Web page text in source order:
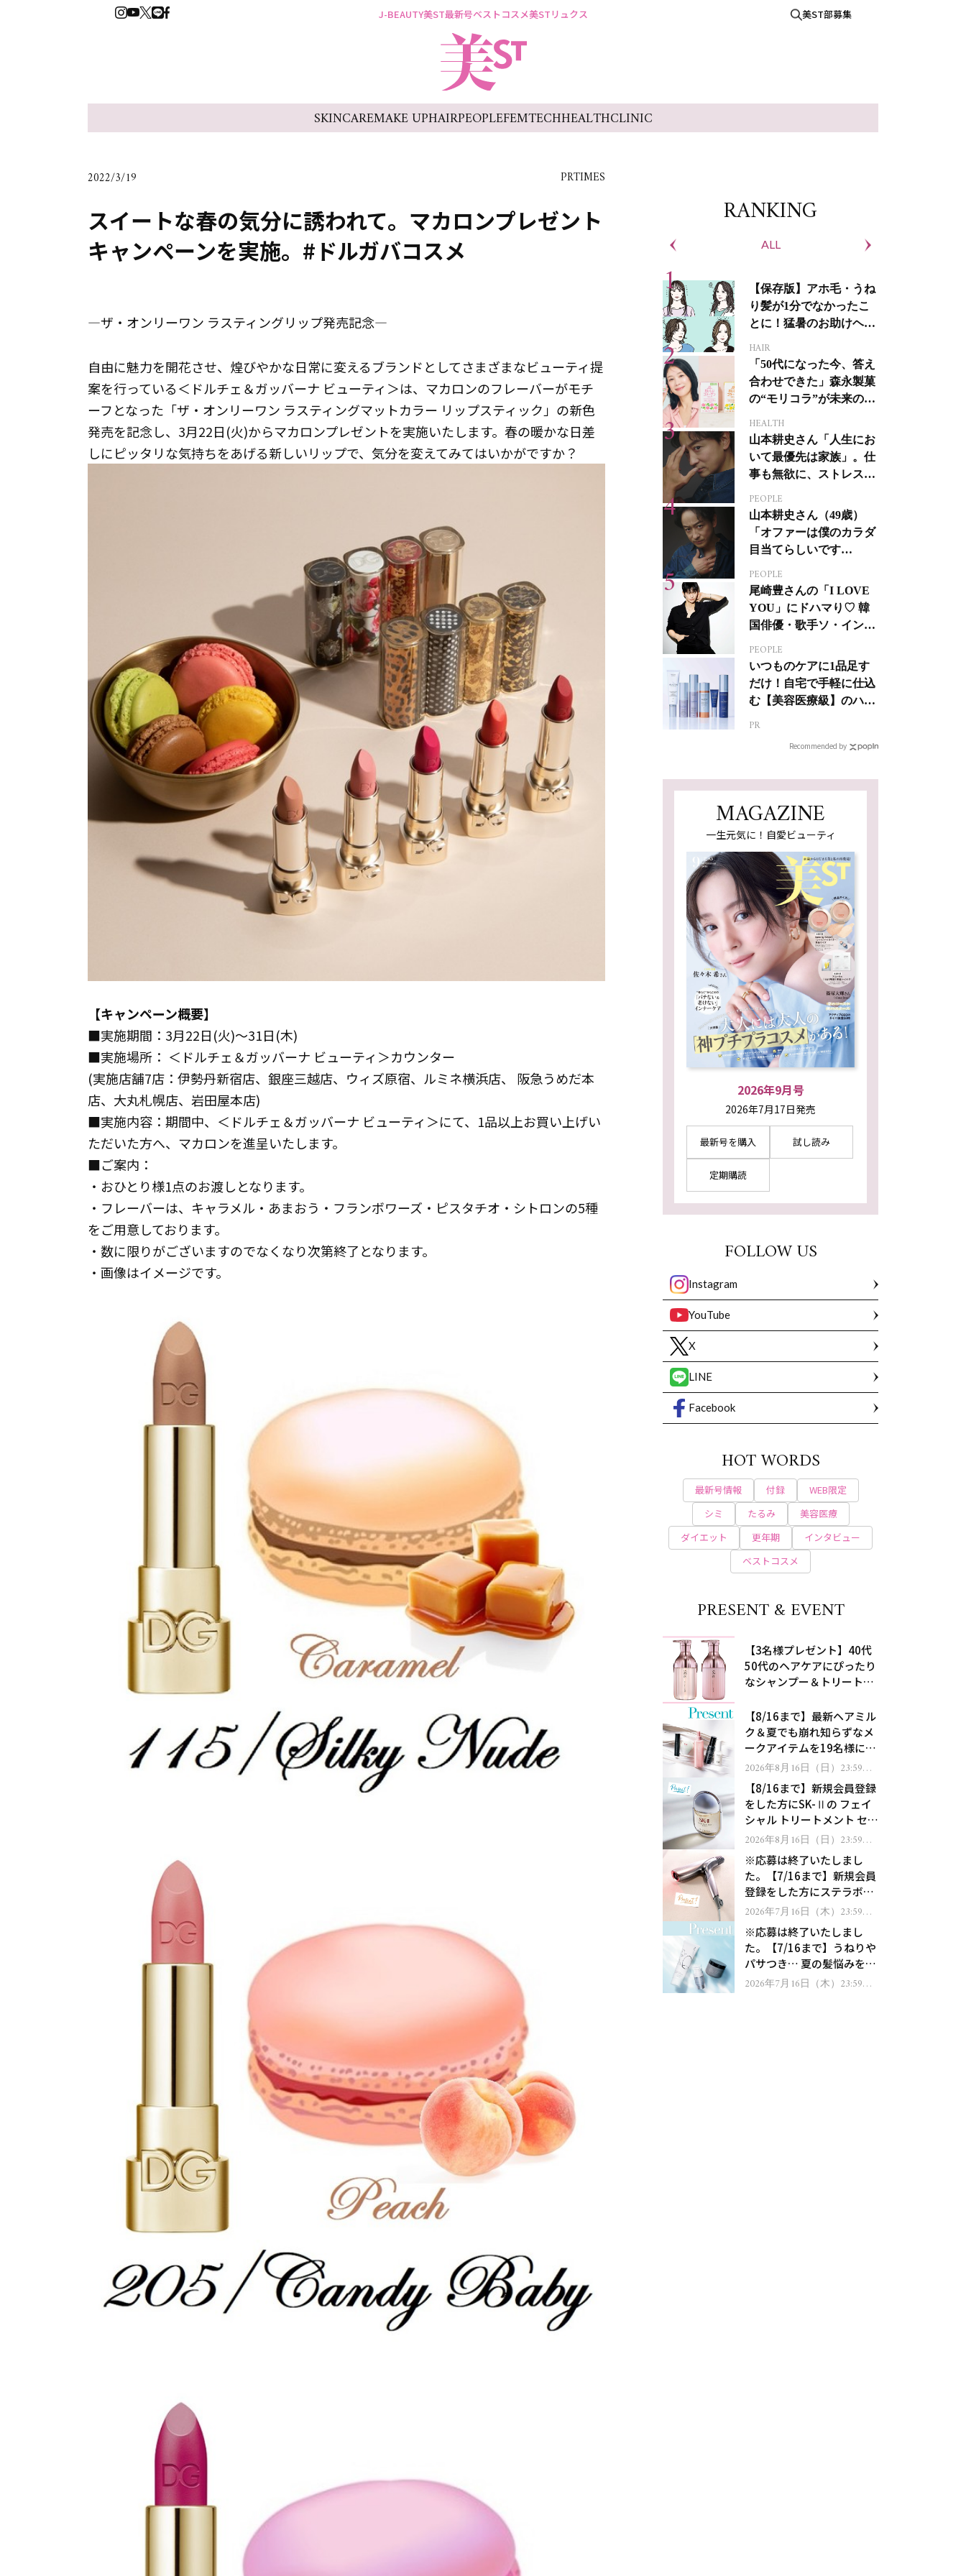
J-BEAUTY美ST最新号ベストコスメ美STリュクス 美ST部募集
SKINCAREMAKE UPHAIRPEOPLEFEMTECHHEALTHCLINIC
2022/3/19 PRTIMES
スイートな春の気分に誘われて。マカロンプレゼント
キャンペーンを実施。#ドルガバコスメ
―ザ・オンリーワン ラスティングリップ発売記念―
自由に魅力を開花させ、煌びやかな日常に変えるブランドとしてさまざまなビューティ提
案を行っている＜ドルチェ＆ガッバーナ ビューティ＞は、マカロンのフレーバーがモチ
ーフとなった「ザ・オンリーワン ラスティングマットカラー リップスティック」の新色
発売を記念し、3月22日(火)からマカロンプレゼントを実施いたします。春の暖かな日差
しにピッタリな気持ちをあげる新しいリップで、気分を変えてみてはいかがですか？
【キャンペーン概要】
■実施期間：3月22日(火)～31日(木)
■実施場所： ＜ドルチェ＆ガッバーナ ビューティ＞カウンター
(実施店舗7店：伊勢丹新宿店、銀座三越店、ウィズ原宿、ルミネ横浜店、 阪急うめだ本
店、大丸札幌店、岩田屋本店)
■実施内容：期間中、＜ドルチェ＆ガッバーナ ビューティ＞にて、1品以上お買い上げい
ただいた方へ、マカロンを進呈いたします。
■ご案内：
・おひとり様1点のお渡しとなります。
・フレーバーは、キャラメル・あまおう・フランボワーズ・ピスタチオ・シトロンの5種
をご用意しております。
・数に限りがございますのでなくなり次第終了となります。
・画像はイメージです。
RANKING
ALL
【保存版】アホ毛・うね
り髪が1分でなかったこ
とに！猛暑のお助けヘア
HAIR
「50代になった今、答え
合わせできた」森永製菓
の“モリコラ”が未来のキ
HEALTH
山本耕史さん「人生にお
いて最優先は家族」。仕
事も無欲に、ストレスを
PEOPLE
山本耕史さん（49歳）
「オファーは僕のカラダ
目当てらしいです
ジカルへの挑戦
PEOPLE
尾崎豊さんの「I LOVE
YOU」にドハマり♡ 韓
国俳優・歌手ソ・イング
人生って？
PEOPLE
いつものケアに1品足す
だけ！自宅で手軽に仕込
む【美容医療級】のハリ
PR
Recommended by
MAGAZINE
一生元気に！自愛ビューティ
2026年9月号
2026年7月17日発売
最新号を購入 試し読み
定期購読
FOLLOW US
Instagram
YouTube
X
LINE
Facebook
HOT WORDS
最新号情報 付録
WEB限定
シミ
たるみ
美容医療
ダイエット
更年期
インタビュー
ベストコスメ
PRESENT & EVENT
【3名様プレゼント】40代
50代のヘアケアにぴったり
なシャンプー＆トリートメ
処！
【8/16まで】最新ヘアミル
ク＆夏でも崩れ知らずなメ
ークアイテムを19名様にプ
レゼント！
2026年8月16日（日）23:59ま
で【8/16まで】新規会員登録
をした方にSK-Ⅱの フェイ
シャル トリートメント セラ
ムをプレゼント！
2026年8月16日（日）23:59ま
※応募は終了いたしまし
た。【7/16まで】新規会員
登録をした方にステラボー
テのシャインリバース ヘア
ゼント！
2026年7月16日（木）23:59ま
※応募は終了いたしまし
た。【7/16まで】うねりや
パサつき… 夏の髪悩みを解
消するヘアケアアイテムを
2026年7月16日（木）23:59ま